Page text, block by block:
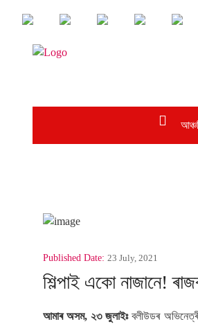
Published Date: 23 July, 2021
শিল্পাই একো নাজানে!
আমাৰ অসম, ২৩ জুলাইঃবলীউডৰ